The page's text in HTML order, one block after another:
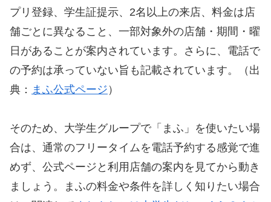
プリ登録、学生証提示、2名以上の来店、料金は店
舗ごとに異なること、一部対象外の店舗・期間・曜
日があることが案内されています。さらに、電話で
の予約は承っていない旨も記載されています。（出
典： まふ公式ページ ）
そのため、大学生グループで「まふ」を使いたい場
合は、通常のフリータイムを電話予約する感覚で進
めず、公式ページと利用店舗の案内を見てから動き
ましょう。まふの料金や条件を詳しく知りたい場合